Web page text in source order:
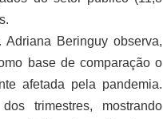
Beringuy observa,
base de comparação o
afetada pela pandemia.
trimestres, mostrando